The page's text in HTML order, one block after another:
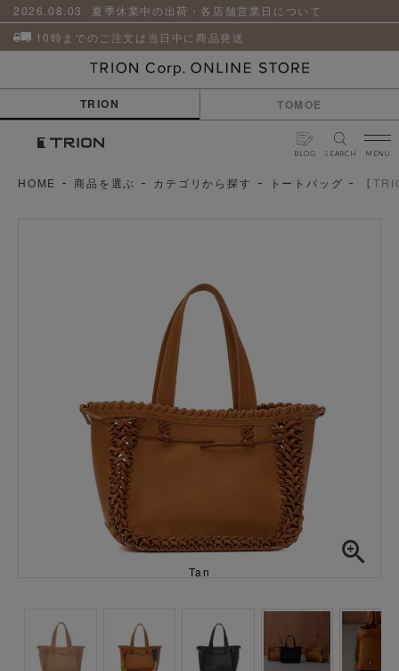
2026.08.03
夏季休業中の出荷・各店舗営業日について
10時までのご注文は当日中に商品発送
TRION TOMOE
BLOG SEARCH MENU
革
小
物
ア
品
HOME 商品を選ぶ カテゴリから探す トートバッグ 【
Tan